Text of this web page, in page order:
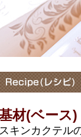
材(ベース)
スキンカクテル